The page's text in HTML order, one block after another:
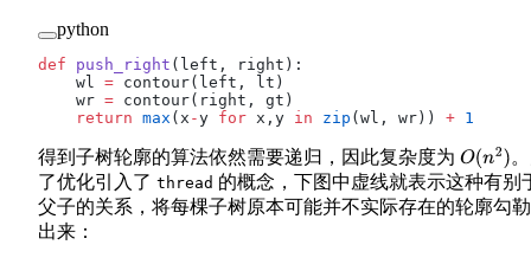
python
def push_right (left, right):
    wl
= contour(left, lt)
    wr
= contour(right, gt)
    return
max (x -y for x,y in zip (wl, wr)) + 1
得到子树轮廓的算法依然需要递归，因此复杂度为 O(n2)
了优化引入了 thread 的概念，下图中虚线就表示这种有别
父子的关系，将每棵子树原本可能并不实际存在的轮廓勾
出来：